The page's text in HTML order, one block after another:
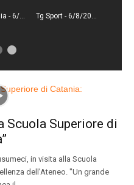
Scuola Superiore di
in visita alla Scuola
dell’Ateneo. "Un grande